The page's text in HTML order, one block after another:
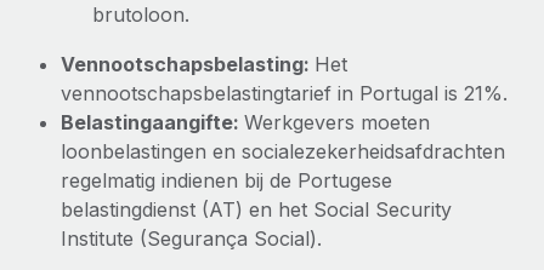
brutoloon.
Vennootschapsbelasting: Het
vennootschapsbelastingtarief in Portugal is 21%.
Belastingaangifte: Werkgevers moeten
loonbelastingen en socialezekerheidsafdrachten
regelmatig indienen bij de Portugese
belastingdienst (AT) en het Social Security
Institute (Segurança Social).